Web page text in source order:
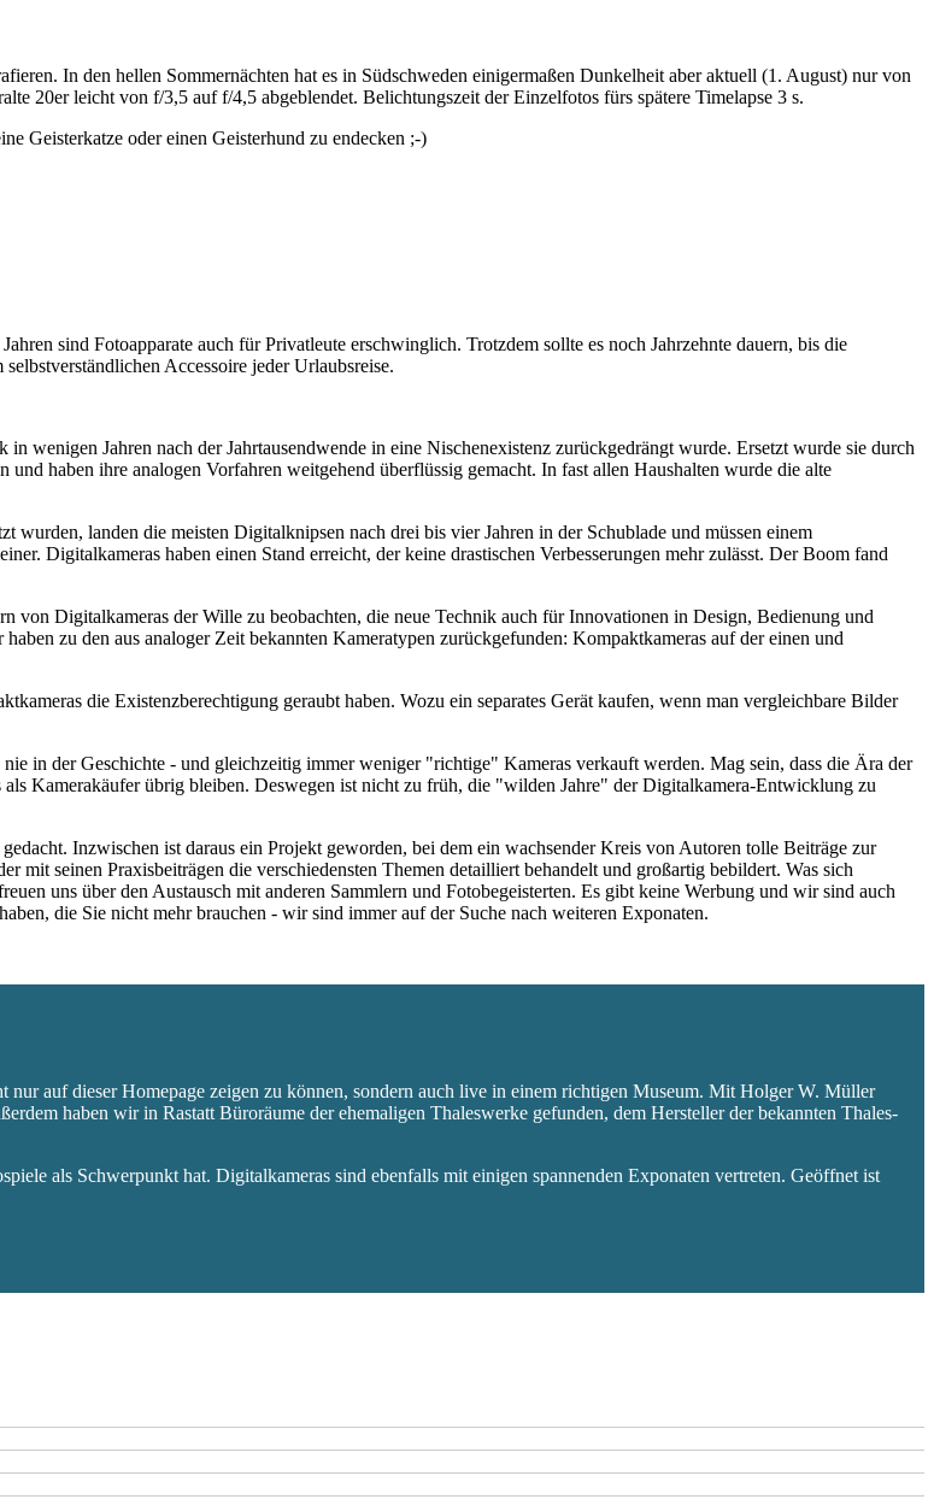
In den hellen Sommernächten hat es in Südschweden einigermaßen Dunkelheit aber aktuell (1. August) nur von
20er leicht von f/3,5 auf f/4,5 abgeblendet. Belichtungszeit der Einzelfotos fürs spätere Timelapse 3 s.
Geisterkatze oder einen Geisterhund zu endecken ;-)
sind Fotoapparate auch für Privatleute erschwinglich. Trotzdem sollte es noch Jahrzehnte dauern, bis die
Accessoire jeder Urlaubsreise.
wenigen Jahren nach der Jahrtausendwende in eine Nischenexistenz zurückgedrängt wurde. Ersetzt wurde sie durch
haben ihre analogen Vorfahren weitgehend überflüssig gemacht. In fast allen Haushalten wurde die alte
wurden, landen die meisten Digitalknipsen nach drei bis vier Jahren in der Schublade und müssen einem
Digitalkameras haben einen Stand erreicht, der keine drastischen Verbesserungen mehr zulässt. Der Boom fand
von Digitalkameras der Wille zu beobachten, die neue Technik auch für Innovationen in Design, Bedienung und
zu den aus analoger Zeit bekannten Kameratypen zurückgefunden: Kompaktkameras auf der einen und
die Existenzberechtigung geraubt haben. Wozu ein separates Gerät kaufen, wenn man vergleichbare Bilder
in der Geschichte - und gleichzeitig immer weniger "richtige" Kameras verkauft werden. Mag sein, dass die Ära der
Kamerakäufer übrig bleiben. Deswegen ist nicht zu früh, die "wilden Jahre" der Digitalkamera-Entwicklung zu
Inzwischen ist daraus ein Projekt geworden, bei dem ein wachsender Kreis von Autoren tolle Beiträge zur
mit seinen Praxisbeiträgen die verschiedensten Themen detailliert behandelt und großartig bebildert. Was sich
uns über den Austausch mit anderen Sammlern und Fotobegeisterten. Es gibt keine Werbung und wir sind auch
die Sie nicht mehr brauchen - wir sind immer auf der Suche nach weiteren Exponaten.
nur auf dieser Homepage zeigen zu können, sondern auch live in einem richtigen Museum. Mit Holger W. Müller
haben wir in Rastatt Büroräume der ehemaligen Thaleswerke gefunden, dem Hersteller der bekannten Thales-
als Schwerpunkt hat. Digitalkameras sind ebenfalls mit einigen spannenden Exponaten vertreten. Geöffnet ist